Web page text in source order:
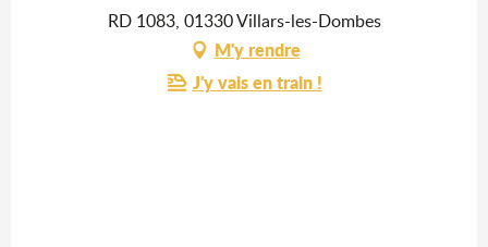
RD 1083, 01330 Villars-les-Dombes
M'y rendre
J'y vais en train !